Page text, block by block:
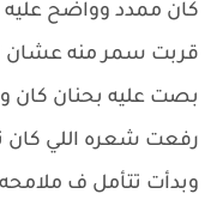
كان ممدد وواضح عليه
قربت سمر منه عشان
بصت عليه بحنان كان
رفعت شعره اللي كان
وبدأت تتأمل ف ملامحه